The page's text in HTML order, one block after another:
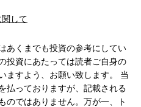
して
あくまでも投資の参考にしてい
投資にあたっては読者ご自身の
ますよう、お願い致します。 当
払っておりますが、記載される
のではありません。万が一、ト